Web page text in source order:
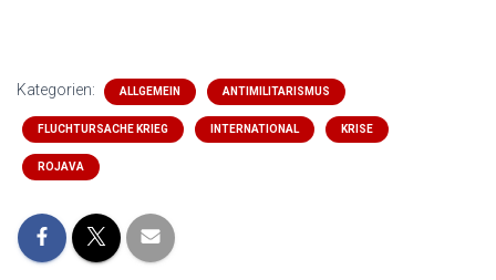
Kategorien: ALLGEMEIN ANTIMILITARISMUS
FLUCHTURSACHE KRIEG INTERNATIONAL KRISE
ROJAVA